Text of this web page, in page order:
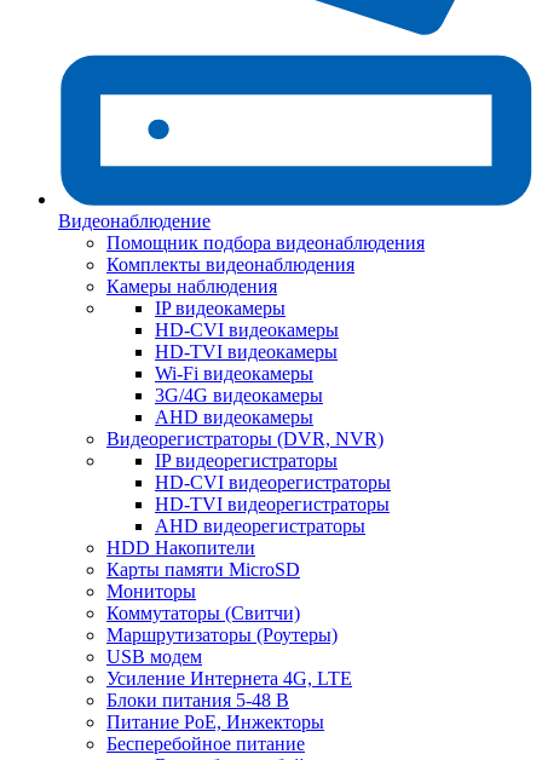
Видеонаблюдение
Помощник подбора видеонаблюдения
Комплекты видеонаблюдения
Камеры наблюдения
IP видеокамеры
HD-CVI видеокамеры
HD-TVI видеокамеры
Wi-Fi видеокамеры
3G/4G видеокамеры
AHD видеокамеры
Видеорегистраторы (DVR, NVR)
IP видеорегистраторы
HD-CVI видеорегистраторы
HD-TVI видеорегистраторы
AHD видеорегистраторы
HDD Накопители
Карты памяти MicroSD
Мониторы
Коммутаторы (Свитчи)
Маршрутизаторы (Роутеры)
USB модем
Усиление Интернета 4G, LTE
Блоки питания 5-48 В
Питание PoE, Инжекторы
Бесперебойное питание